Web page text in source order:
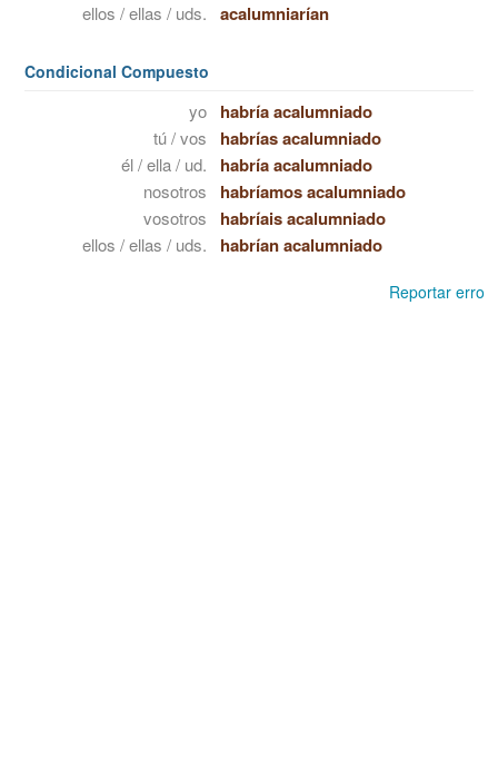
ellos / ellas / uds. acalumniarían
Condicional Compuesto
yo habría acalumniado
tú / vos habrías acalumniado
él / ella / ud. habría acalumniado
nosotros habríamos acalumniado
vosotros habríais acalumniado
ellos / ellas / uds. habrían acalumniado
Reportar erro